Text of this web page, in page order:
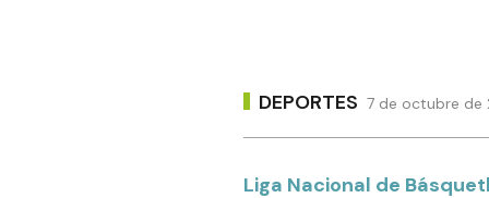
DEPORTES 7 de octubre de
Liga Nacional de